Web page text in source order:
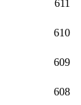
611
610
609
608